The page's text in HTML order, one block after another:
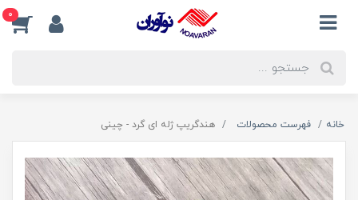
0
خانه فهرست محصولات هندگریپ ژله ای گرد - چینی